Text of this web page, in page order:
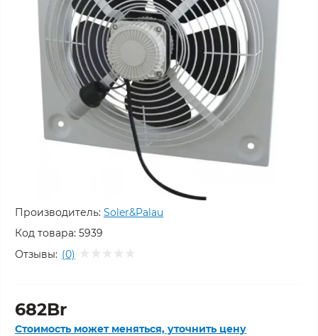
Производитель: Soler&Palau
Код товара: 5939
Отзывы: (0)
682Br
Стоимость может меняться, уточнить цену